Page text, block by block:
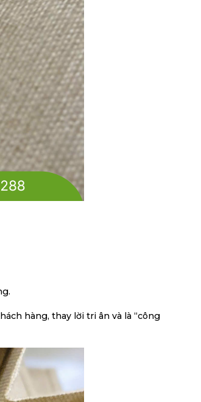
hàng, thay lời tri ân và là “công